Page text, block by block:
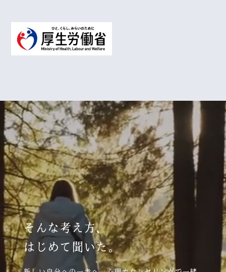
そんな考え方、
はじめて聞いた。